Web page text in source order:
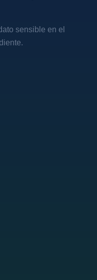
sensible en el